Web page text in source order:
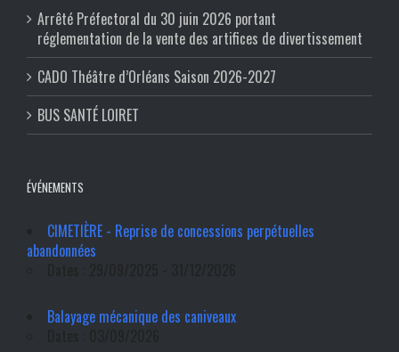
Arrêté Préfectoral du 30 juin 2026 portant
réglementation de la vente des artifices de divertissement
CADO Théâtre d’Orléans Saison 2026-2027
BUS SANTÉ LOIRET
ÉVÉNEMENTS
CIMETIÈRE - Reprise de concessions perpétuelles
abandonnées
Balayage mécanique des caniveaux